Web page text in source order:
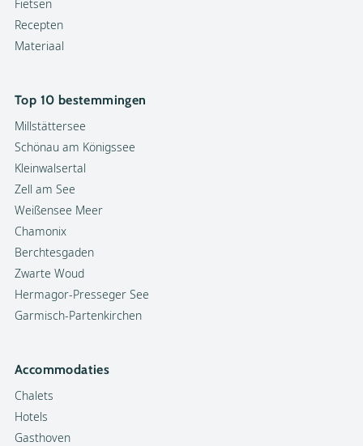
Fietsen
Recepten
Materiaal
Top 10 bestemmingen
Millstättersee
Schönau am Königssee
Kleinwalsertal
Zell am See
Weißensee Meer
Chamonix
Berchtesgaden
Zwarte Woud
Hermagor-Presseger See
Garmisch-Partenkirchen
Accommodaties
Chalets
Hotels
Gasthoven